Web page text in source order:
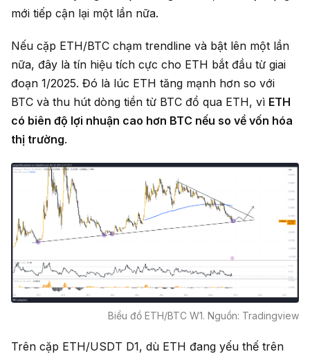
mới tiếp cận lại một lần nữa.
Nếu cặp ETH/BTC chạm trendline và bật lên một lần
nữa, đây là tín hiệu tích cực cho ETH bắt đầu từ giai
đoạn 1/2025. Đó là lúc ETH tăng mạnh hơn so với
BTC và thu hút dòng tiền từ BTC đổ qua ETH, vì ETH
có biên độ lợi nhuận cao hơn BTC nếu so về vốn hóa
thị trường.
Biểu đồ ETH/BTC W1. Nguồn: Tradingview
Trên cặp ETH/USDT D1, dù ETH đang yếu thế trên